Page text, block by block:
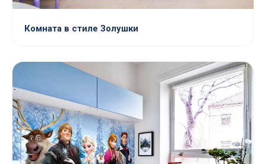
Комната в стиле Золушки